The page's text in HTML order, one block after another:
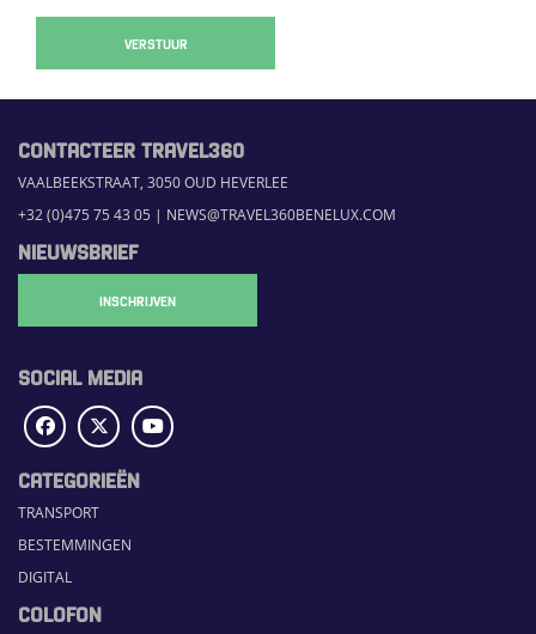
VERSTUUR
CONTACTEER TRAVEL360
VAALBEEKSTRAAT, 3050 OUD HEVERLEE
+32 (0)475 75 43 05 | NEWS@TRAVEL360BENELUX.COM
NIEUWSBRIEF
INSCHRIJVEN
SOCIAL MEDIA
CATEGORIEËN
TRANSPORT
BESTEMMINGEN
DIGITAL
COLOFON